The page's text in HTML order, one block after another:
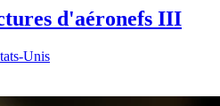
d'aéronefs III
Unis